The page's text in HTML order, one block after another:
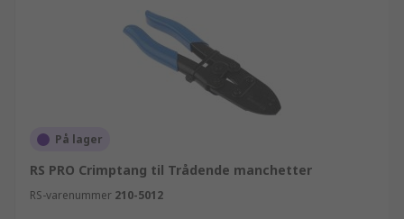
På lager
RS PRO Crimptang til Trådende manchetter
RS-varenummer 210-5012